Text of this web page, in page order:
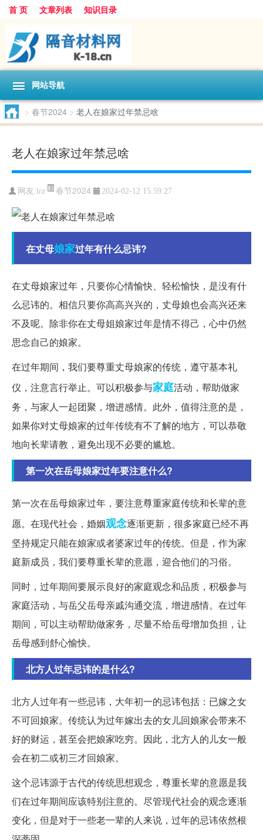
首 页 文章列表 知识目录
网站导航
> 春节2024 > 老人在娘家过年禁忌啥
老人在娘家过年禁忌啥
网友: lrz 春节2024 2024-02-12 15:59:27
在丈母娘家过年有什么忌讳?
在丈母娘家过年，只要你心情愉快、轻松愉快，是没有什
么忌讳的。相信只要你高高兴兴的，丈母娘也会高兴还来
不及呢。除非你在丈母姐娘家过年是情不得己，心中仍然
思念自己的娘家。
在过年期间，我们要尊重丈母娘家的传统，遵守基本礼
仪，注意言行举止。可以积极参与家庭活动，帮助做家
务，与家人一起团聚，增进感情。此外，值得注意的是，
如果你对丈母娘家的过年传统有不了解的地方，可以恭敬
地向长辈请教，避免出现不必要的尴尬。
第一次在岳母娘家过年要注意什么?
第一次在岳母娘家过年，要注意尊重家庭传统和长辈的意
愿。在现代社会，婚姻观念逐渐更新，很多家庭已经不再
坚持规定只能在娘家或者婆家过年的传统。但是，作为家
庭新成员，我们要尊重长辈的意愿，迎合他们的习俗。
同时，过年期间要展示良好的家庭观念和品质，积极参与
家庭活动，与岳父岳母亲戚沟通交流，增进感情。在过年
期间，可以主动帮助做家务，尽量不给岳母增加负担，让
岳母感到舒心愉快。
北方人过年忌讳的是什么?
北方人过年有一些忌讳，大年初一的忌讳包括：已嫁之女
不可回娘家。传统认为过年嫁出去的女儿回娘家会带来不
好的财运，甚至会把娘家吃穷。因此，北方人的儿女一般
会在初二或初三才回娘家。
这个忌讳源于古代的传统思想观念，尊重长辈的意愿是我
们在过年期间应该特别注意的。尽管现代社会的观念逐渐
变化，但是对于一些老一辈的人来说，过年的忌讳依然根